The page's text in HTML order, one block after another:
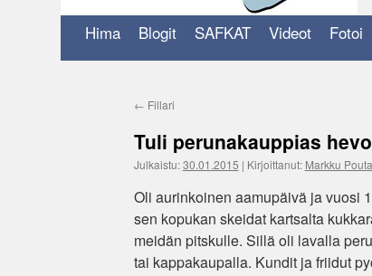
Hima Blogit SAFKAT Videot Fotoi
← Fillari
Tuli perunakauppias
Julkaistu:30.01.2015 | Kirjoittanut: Markku
Oli aurinkoinen aamupäivä ja vuosi
sen kopukan skeidat kartsalta
meidän pitskulle. Sillä oli lavalla
tai kappakaupalla. Kundit ja friidut